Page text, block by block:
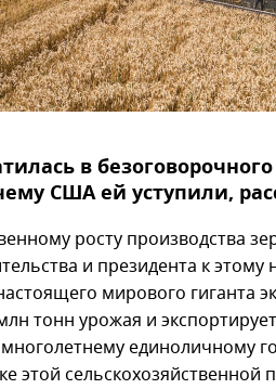
в
США ей уступили,
росту производства
и президента к этому
мирового гиганта
тонн урожая и
единоличному
этой сельскохозяйственной